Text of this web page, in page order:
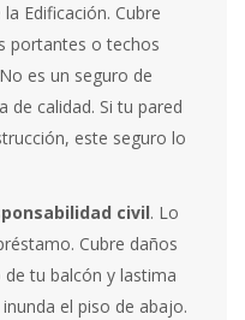
Edificación. Cubre
portantes o techos
es un seguro de
de calidad. Si tu pared
este seguro lo
civil. Lo
Cubre daños
tu balcón y lastima
el piso de abajo.